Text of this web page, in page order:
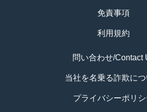
免責事項
利用規約
問い合わせ/Contact
当社を名乗る詐欺につ
プライバシーポリシ